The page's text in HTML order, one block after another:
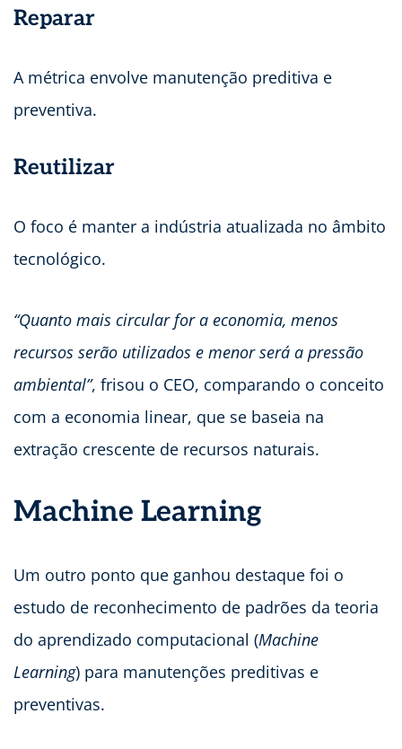
Reparar
A métrica envolve manutenção preditiva e
preventiva.
Reutilizar
O foco é manter a indústria atualizada no âmbito
tecnológico.
“Quanto mais circular for a economia, menos
recursos serão utilizados e menor será a pressão
ambiental”, frisou o CEO, comparando o conceito
com a economia linear, que se baseia na
extração crescente de recursos naturais.
Machine Learning
Um outro ponto que ganhou destaque foi o
estudo de reconhecimento de padrões da teoria
do aprendizado computacional (Machine
Learning) para manutenções preditivas e
preventivas.